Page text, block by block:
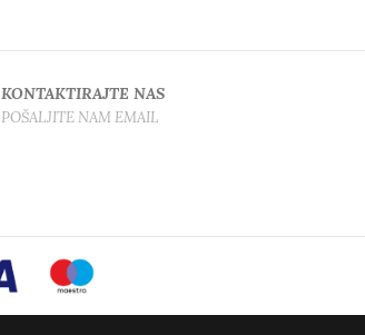
KONTAKTIRAJTE NAS
POŠALJITE NAM EMAIL